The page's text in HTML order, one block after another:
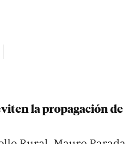
la propagación de